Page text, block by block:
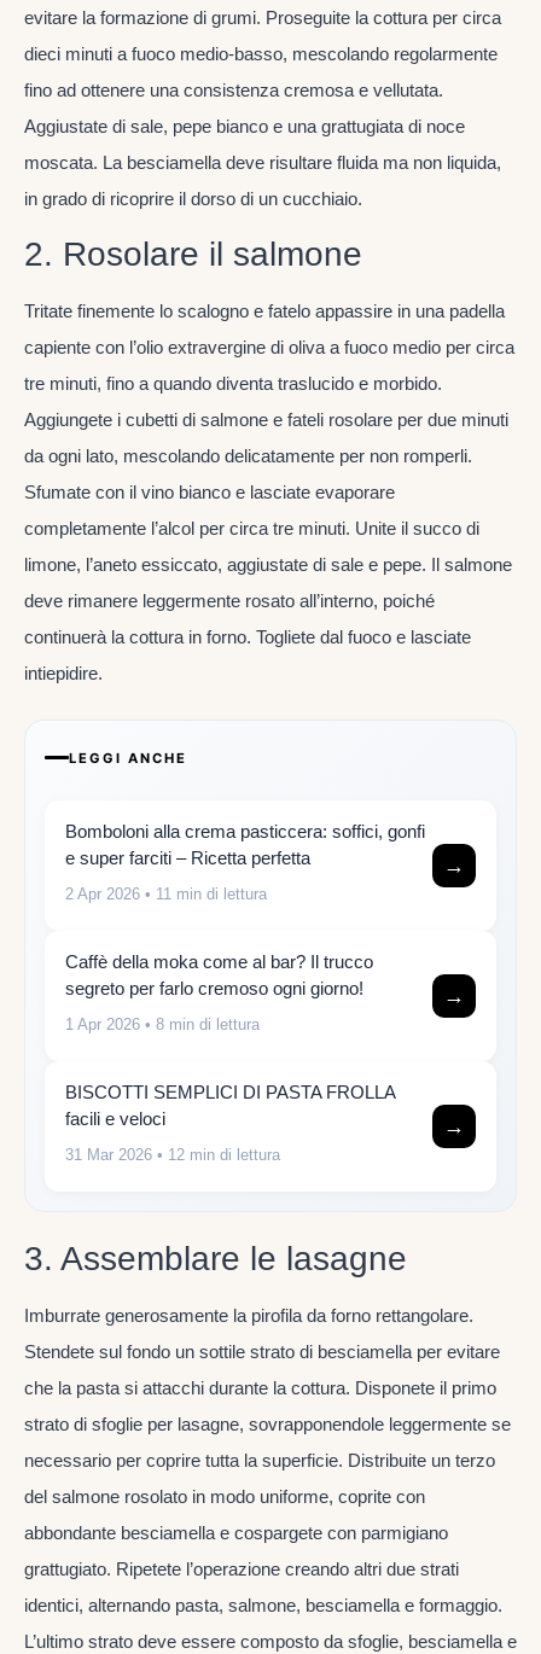
evitare la formazione di grumi. Proseguite la cottura per circa
dieci minuti a fuoco medio-basso, mescolando regolarmente
fino ad ottenere una consistenza cremosa e vellutata.
Aggiustate di sale, pepe bianco e una grattugiata di noce
moscata. La besciamella deve risultare fluida ma non liquida,
in grado di ricoprire il dorso di un cucchiaio.
2. Rosolare il salmone
Tritate finemente lo scalogno e fatelo appassire in una padella
capiente con l’olio extravergine di oliva a fuoco medio per circa
tre minuti, fino a quando diventa traslucido e morbido.
Aggiungete i cubetti di salmone e fateli rosolare per due minuti
da ogni lato, mescolando delicatamente per non romperli.
Sfumate con il vino bianco e lasciate evaporare
completamente l’alcol per circa tre minuti. Unite il succo di
limone, l’aneto essiccato, aggiustate di sale e pepe. Il salmone
deve rimanere leggermente rosato all’interno, poiché
continuerà la cottura in forno. Togliete dal fuoco e lasciate
intiepidire.
LEGGI ANCHE
Bomboloni alla crema pasticcera: soffici, gonfi
e super farciti – Ricetta perfetta
2 Apr 2026 • 11 min di lettura
→
Caffè della moka come al bar? Il trucco
segreto per farlo cremoso ogni giorno!
1 Apr 2026 • 8 min di lettura
→
BISCOTTI SEMPLICI DI PASTA FROLLA
facili e veloci
31 Mar 2026 • 12 min di lettura
→
3. Assemblare le lasagne
Imburrate generosamente la pirofila da forno rettangolare.
Stendete sul fondo un sottile strato di besciamella per evitare
che la pasta si attacchi durante la cottura. Disponete il primo
strato di sfoglie per lasagne, sovrapponendole leggermente se
necessario per coprire tutta la superficie. Distribuite un terzo
del salmone rosolato in modo uniforme, coprite con
abbondante besciamella e cospargete con parmigiano
grattugiato. Ripetete l’operazione creando altri due strati
identici, alternando pasta, salmone, besciamella e formaggio.
L’ultimo strato deve essere composto da sfoglie, besciamella e